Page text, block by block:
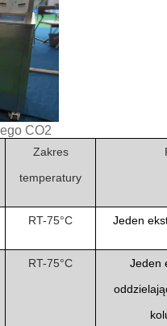
CO2
Zakres
temperatury
RT-75°C Jeden
RT-75°C
Jeden